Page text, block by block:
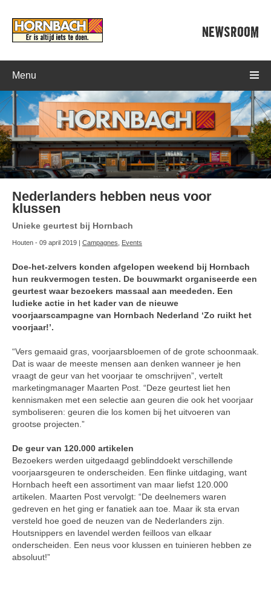
NEWSROOM
Menu
Nederlanders hebben neus voor
klussen
Unieke geurtest bij Hornbach
Houten - 09 april 2019 | Campagnes Events
Doe-het-zelvers konden afgelopen weekend bij Hornbach
hun reukvermogen testen. De bouwmarkt organiseerde een
geurtest waar bezoekers massaal aan meededen. Een
ludieke actie in het kader van de nieuwe
voorjaarscampagne van Hornbach Nederland ‘Zo ruikt het
voorjaar!’.
“Vers gemaaid gras, voorjaarsbloemen of de grote schoonmaak.
Dat is waar de meeste mensen aan denken wanneer je hen
vraagt de geur van het voorjaar te omschrijven”, vertelt
marketingmanager Maarten Post. “Deze geurtest liet hen
kennismaken met een selectie aan geuren die ook het voorjaar
symboliseren: geuren die los komen bij het uitvoeren van
grootse projecten.”
De geur van 120.000 artikelen
Bezoekers werden uitgedaagd geblinddoekt verschillende
voorjaarsgeuren te onderscheiden. Een flinke uitdaging, want
Hornbach heeft een assortiment van maar liefst 120.000
artikelen. Maarten Post vervolgt: “De deelnemers waren
gedreven en het ging er fanatiek aan toe. Maar ik sta ervan
versteld hoe goed de neuzen van de Nederlanders zijn.
Houtsnippers en lavendel werden feilloos van elkaar
onderscheiden. Een neus voor klussen en tuinieren hebben ze
absoluut!”